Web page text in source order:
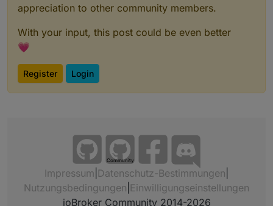
appreciation to other community members.
With your input, this post could be even better
💗
Register Login
Community
Impressum Datenschutz-Bestimmungen
Nutzungsbedingungen Einwilligungseinstellungen
ioBroker Community 2014-2026